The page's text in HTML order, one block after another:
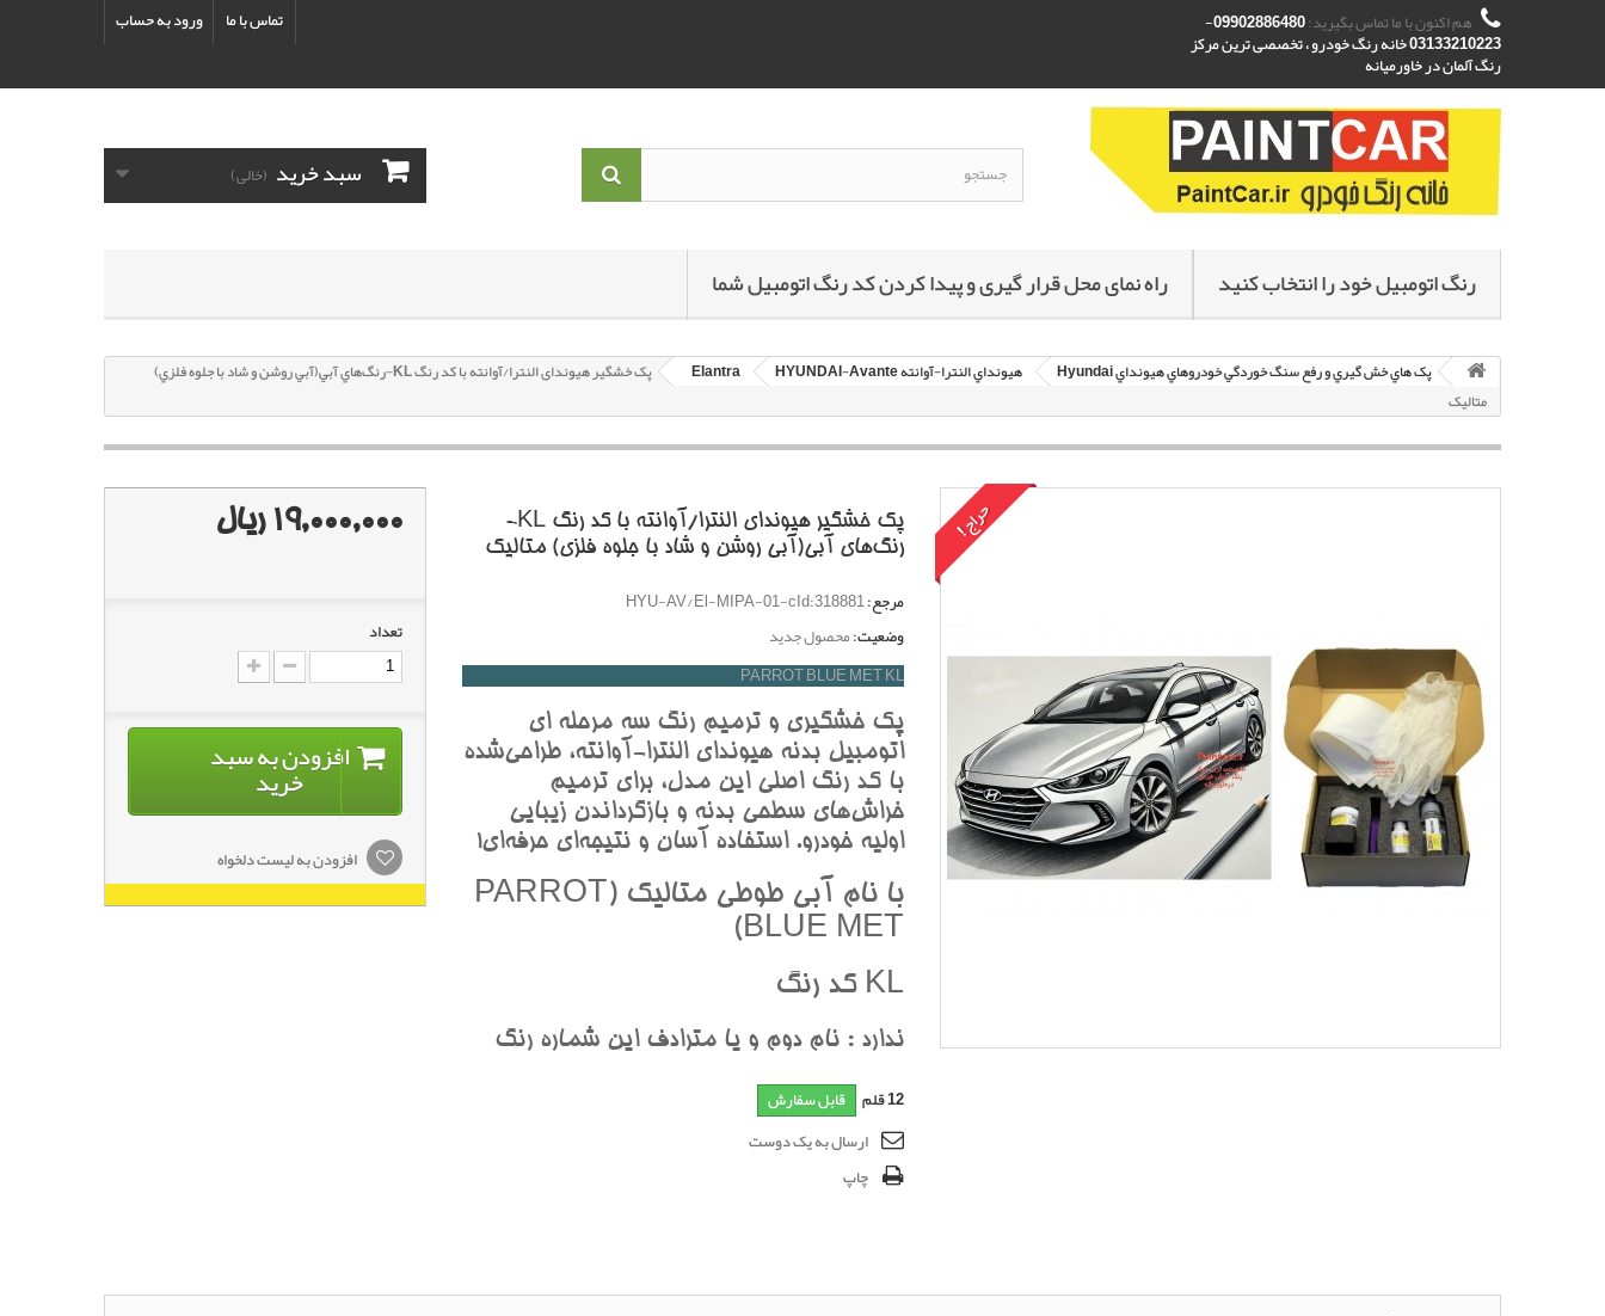
ورود به حساب تماس با ما هم اکنون با ما تماس بگیرید: 09902886480-
03133210223 خانه رنگ خودرو ، تخصصی ترین مرکز
رنگ آلمان در خاورمیانه
سبد خرید (خالی)
رنگ اتومبیل خود را انتخاب کنید راه نمای محل قرار گیری و پیدا کردن کد رنگ اتومبیل شما
پک هاي خش گيري و رفع سنگ خوردگي خودروهاي هيونداي Hyundai هيونداي النترا-آوانته HYUNDAI-Avante Elantra
پک خشگير هیوندای النترا/آوانته با کد رنگ KL-رنگ‌هاي آبي(آبي روشن و شاد با جلوه فلزي)
متاليک
حراج!
پک خشگير هیوندای النترا/آوانته با کد رنگ KL-
رنگ‌هاي آبي(آبي روشن و شاد با جلوه فلزي) متاليک
مرجع:HYU-AV/El-MIPA-01-cId:318881
وضعیت:محصول جدید
PARROT BLUE MET KL
پک خشگيري و ترميم رنگ سه مرحله اي
اتومبيل بدنه هيونداي النترا-آوانته، طراحي‌شده
با کد رنگ اصلي اين مدل، براي ترميم
خراش‌هاي سطحي بدنه و بازگرداندن زيبايي
اوليه خودرو. استفاده آسان و نتيجه‌اي حرفه‌اي!
با نام آبي طوطي متاليک (PARROT
BLUE MET)
KL کد رنگ
ندارد : نام دوم و يا مترادف اين شماره رنگ
12قلم قابل سفارش
ارسال به یک دوست
چاپ
19,000,000 ریال
تعداد
افزودن به سبد
خرید
افزودن به لیست دلخواه